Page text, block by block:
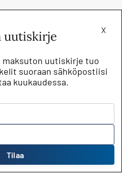
ry
X
uutiskirje
uutiskirje tuo
suoraan sähköpostiisi
kuukaudessa.
Tilaa